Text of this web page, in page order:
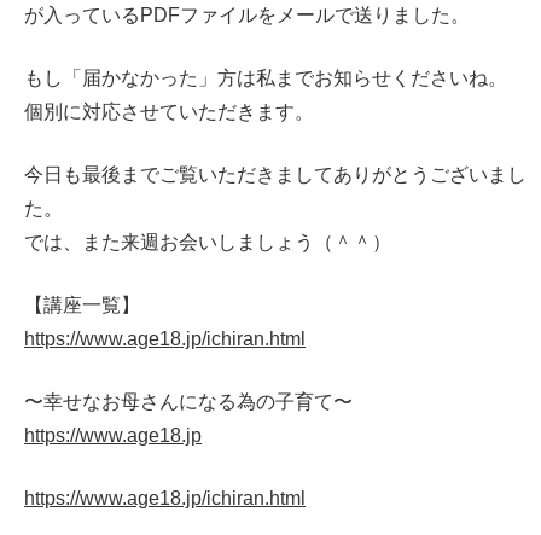
が入っているPDFファイルをメールで送りました。
もし「届かなかった」方は私までお知らせくださいね。
個別に対応させていただきます。
今日も最後までご覧いただきましてありがとうございまし
た。
では、また来週お会いしましょう（＾＾）
【講座一覧】
https://www.age18.jp/ichiran.html
〜幸せなお母さんになる為の子育て〜
https://www.age18.jp
https://www.age18.jp/ichiran.html